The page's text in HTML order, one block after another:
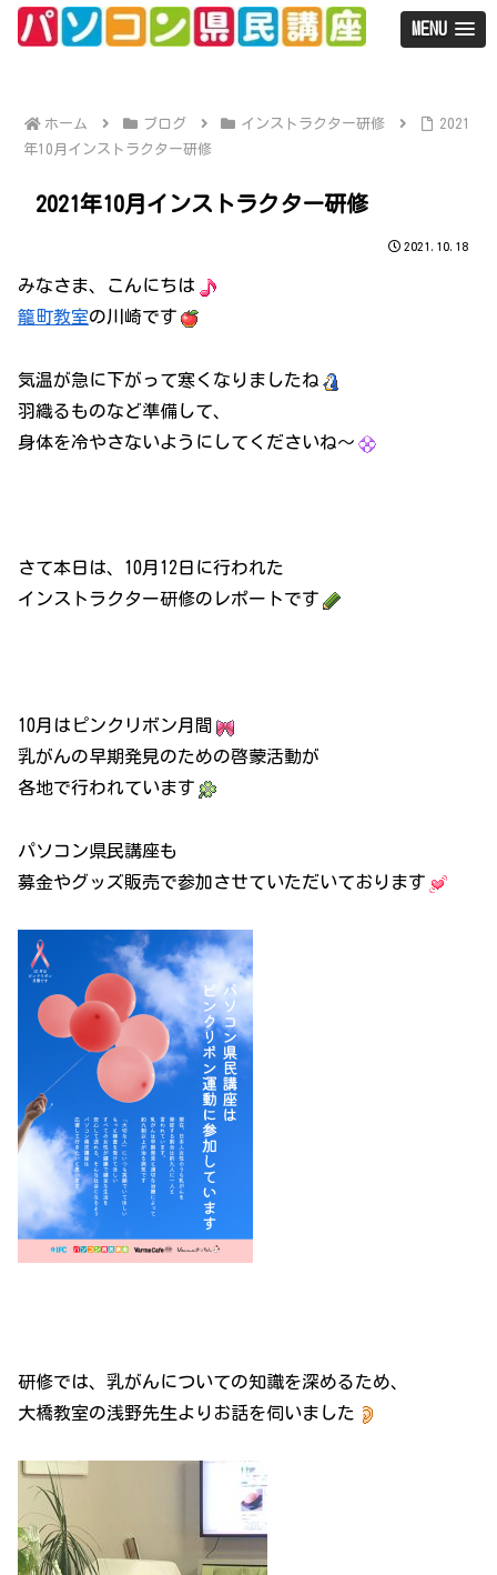
MENU
ホーム ブログ インストラクター研修
2021
年10月インストラクター研修
2021年10月インストラクター研修
2021.10.18
みなさま、こんにちは
籠町教室の川崎です
気温が急に下がって寒くなりましたね
羽織るものなど準備して、
身体を冷やさないようにしてくださいね～
さて本日は、10月12日に行われた
インストラクター研修のレポートです
10月はピンクリボン月間
乳がんの早期発見のための啓蒙活動が
各地で行われています
パソコン県民講座も
募金やグッズ販売で参加させていただいております
研修では、乳がんについての知識を深めるため、
大橋教室の浅野先生よりお話を伺いました